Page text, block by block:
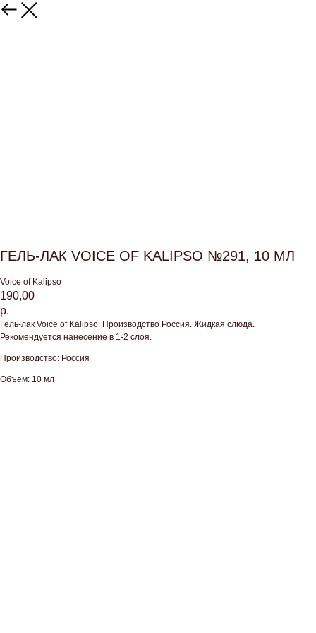
ГЕЛЬ-ЛАК VOICE OF KALIPSO №291, 10 МЛ
Voice of Kalipso
190,00
р.
Гель-лак Voice of Kalipso. Производство Россия. Жидкая слюда.
Рекомендуется нанесение в 1-2 слоя.
Производство: Россия
Объем: 10 мл